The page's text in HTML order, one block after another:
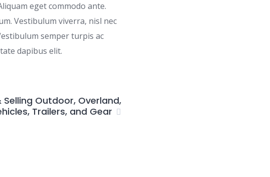
eget commodo ante.
Vestibulum viverra, nisl nec
semper turpis ac
dapibus elit.
Selling Outdoor, Overland,
Trailers, and Gear